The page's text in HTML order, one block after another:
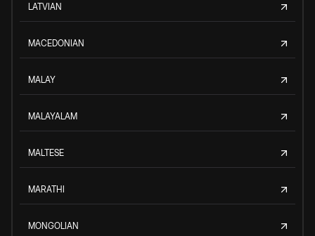
LATVIAN
MACEDONIAN
MALAY
MALAYALAM
MALTESE
MARATHI
MONGOLIAN